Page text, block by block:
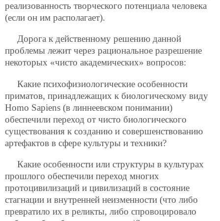
реализованность творческого потенциала человека
(если он им располагает).
Дорога к действенному решению данной
проблемы лежит через рациональное разрешение
некоторых «чисто академических» вопросов:
Какие психофизиологические особенности
приматов, принадлежащих к биологическому виду
Homo Sapiens (в линнеевском понимании)
обеспечили переход от чисто биологического
существования к созданию и совершенствованию
артефактов в сфере культуры и техники?
Какие особенности или структуры в культурах
прошлого обеспечили переход многих
протоцивилизаций и цивилизаций в состояние
стагнации и внутренней неизменности (что либо
превратило их в реликты, либо спровоцировало